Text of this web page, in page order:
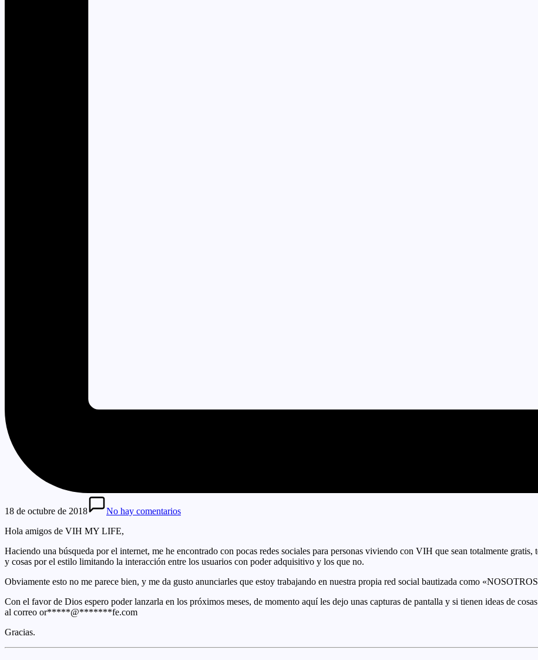
18 de octubre de 2018
No hay comentarios
Hola amigos de VIH MY LIFE,
Haciendo una búsqueda por el internet, me he encontrado con pocas redes sociales para personas viviendo con VIH que sean totalmente
y cosas por el estilo limitando la interacción entre los usuarios con poder adquisitivo y los que no.
Obviamente esto no me parece bien, y me da gusto anunciarles que estoy trabajando en nuestra propia red social bautizada como
Con el favor de Dios espero poder lanzarla en los próximos meses, de momento aquí les dejo unas capturas de pantalla y si tienen ideas de
al correo or*****@*******fe.com
Gracias.